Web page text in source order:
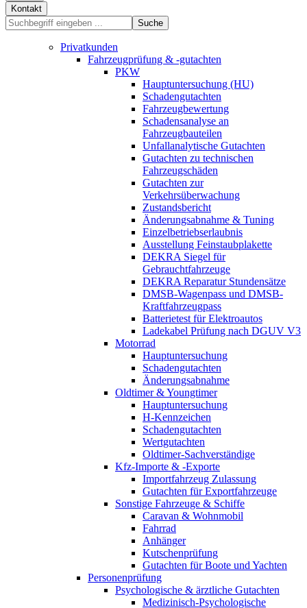
Kontakt
Suche
Privatkunden
Fahrzeugprüfung & -gutachten
PKW
Hauptuntersuchung (HU)
Schadengutachten
Fahrzeugbewertung
Schadensanalyse an
Fahrzeugbauteilen
Unfallanalytische Gutachten
Gutachten zu technischen
Fahrzeugschäden
Gutachten zur
Verkehrsüberwachung
Zustandsbericht
Änderungsabnahme & Tuning
Einzelbetriebserlaubnis
Ausstellung Feinstaubplakette
DEKRA Siegel für
Gebrauchtfahrzeuge
DEKRA Reparatur Stundensätze
DMSB-Wagenpass und DMSB-
Kraftfahrzeugpass
Batterietest für Elektroautos
Ladekabel Prüfung nach DGUV V3
Motorrad
Hauptuntersuchung
Schadengutachten
Änderungsabnahme
Oldtimer & Youngtimer
Hauptuntersuchung
H-Kennzeichen
Schadengutachten
Wertgutachten
Oldtimer-Sachverständige
Kfz-Importe & -Exporte
Importfahrzeug Zulassung
Gutachten für Exportfahrzeuge
Sonstige Fahrzeuge & Schiffe
Caravan & Wohnmobil
Fahrrad
Anhänger
Kutschenprüfung
Gutachten für Boote und Yachten
Personenprüfung
Psychologische & ärztliche Gutachten
Medizinisch-Psychologische